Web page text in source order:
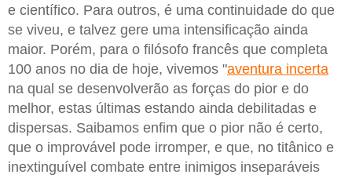
e científico. Para outros, é uma continuidade do que
se viveu, e talvez gere uma intensificação ainda
maior. Porém, para o filósofo francês que completa
100 anos no dia de hoje, vivemos "aventura incerta
na qual se desenvolverão as forças do pior e do
melhor, estas últimas estando ainda debilitadas e
dispersas. Saibamos enfim que o pior não é certo,
que o improvável pode irromper, e que, no titânico e
inextinguível combate entre inimigos inseparáveis